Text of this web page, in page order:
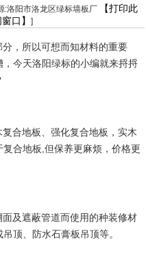
:洛阳市洛龙区绿标墙板厂
【打印此
口】 ]
，所以可想而知材料的重要
今天洛阳绿标的小编就来捋捋
合地板、强化复合地板，实木
合地板 ,但保养更麻烦，价格更
及遮蔽管道而使用的种装修材
顶、防水石膏板吊顶等。